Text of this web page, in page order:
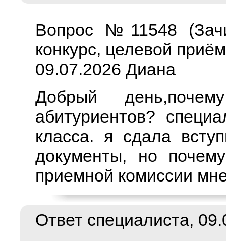
Вопрос №11548
конкурс, целевой
09.07.2026 Диана
Добрый
абитуриентов?
класса. я сдала
документы, но
приемной комиссии
Ответ специалиста,